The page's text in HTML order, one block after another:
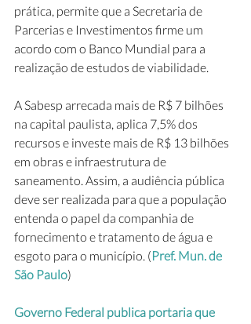
prática, permite que a Secretaria de
Parcerias e Investimentos firme um
acordo com o Banco Mundial para a
realização de estudos de viabilidade.
A Sabesp arrecada mais de R$ 7 bilhões
na capital paulista, aplica 7,5% dos
recursos e investe mais de R$ 13 bilhões
em obras e infraestrutura de
saneamento. Assim, a audiência pública
deve ser realizada para que a população
entenda o papel da companhia de
fornecimento e tratamento de água e
esgoto para o município. (Pref. Mun. de
São Paulo)
Governo Federal publica portaria que